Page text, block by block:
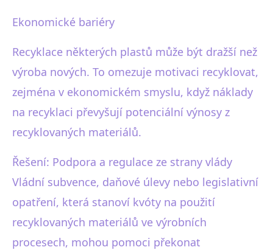
Ekonomické bariéry
Recyklace některých plastů může být dražší než
výroba nových. To omezuje motivaci recyklovat,
zejména v ekonomickém smyslu, když náklady
na recyklaci převyšují potenciální výnosy z
recyklovaných materiálů.
Řešení: Podpora a regulace ze strany vlády
Vládní subvence, daňové úlevy nebo legislativní
opatření, která stanoví kvóty na použití
recyklovaných materiálů ve výrobních
procesech, mohou pomoci překonat